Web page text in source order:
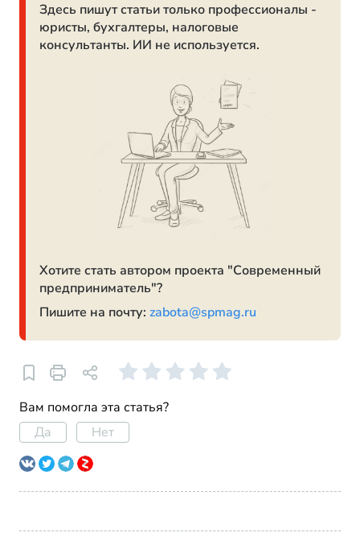
Здесь пишут статьи только профессионалы -
юристы, бухгалтеры, налоговые
консультанты. ИИ не используется.
Хотите стать автором проекта "Современный
предприниматель"?
Пишите на почту: zabota@spmag.ru
Вам помогла эта статья?
Да
Нет